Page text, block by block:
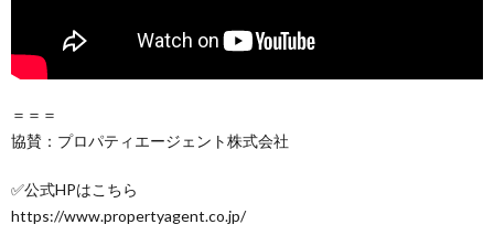
＝＝＝
協賛：プロパティエージェント株式会社
✅公式HPはこちら
https://www.propertyagent.co.jp/